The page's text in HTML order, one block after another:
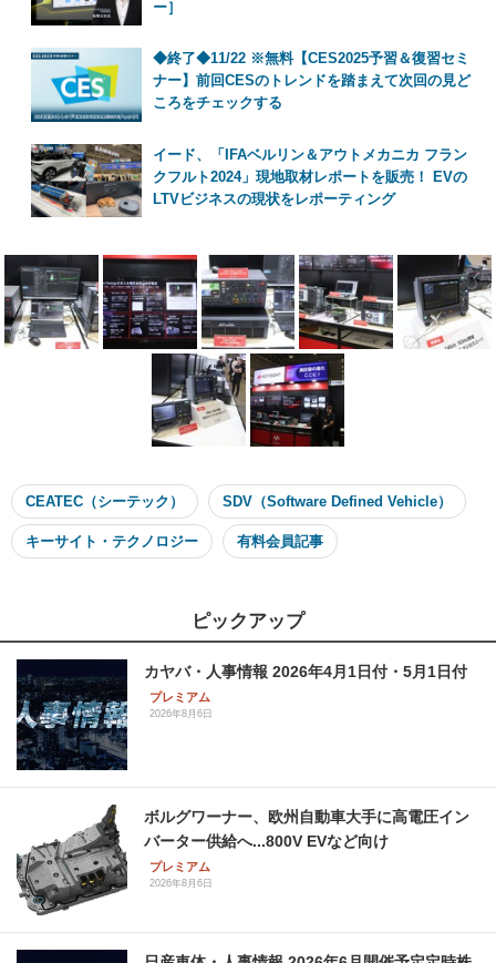
ー］
◆終了◆11/22 ※無料【CES2025予習＆復習セミ
ナー】前回CESのトレンドを踏まえて次回の見ど
ころをチェックする
イード、「IFAベルリン＆アウトメカニカ フラン
クフルト2024」現地取材レポートを販売！ EVの
LTVビジネスの現状をレポーティング
CEATEC（シーテック） SDV（Software Defined Vehicle）
キーサイト・テクノロジー 有料会員記事
ピックアップ
カヤバ・人事情報 2026年4月1日付・5月1日付
プレミアム
2026年8月6日
ボルグワーナー、欧州自動車大手に高電圧イン
バーター供給へ...800V EVなど向け
プレミアム
2026年8月6日